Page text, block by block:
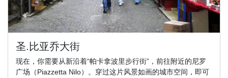
圣.比亚乔大街
现在，你需要从新沿着“帕卡拿波里步行街”，前往附近的尼罗
广场（Piazzetta Nilo）。穿过这片风景如画的城市空间，即可